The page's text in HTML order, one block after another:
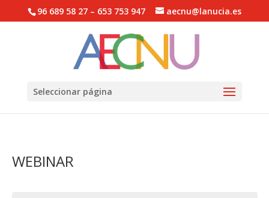
Abrir barra de herramientas
96 689 58 27 – 653 753 947 aecnu@lanucia.es
Seleccionar página
WEBINAR